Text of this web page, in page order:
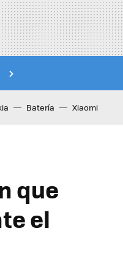
Batería Xiaomi
que
el